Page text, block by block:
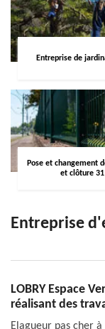
Entreprise de
Pose et changement
et clôture 31
Entreprise
LOBRY Espace
réalisant des
Elagueur pas cher